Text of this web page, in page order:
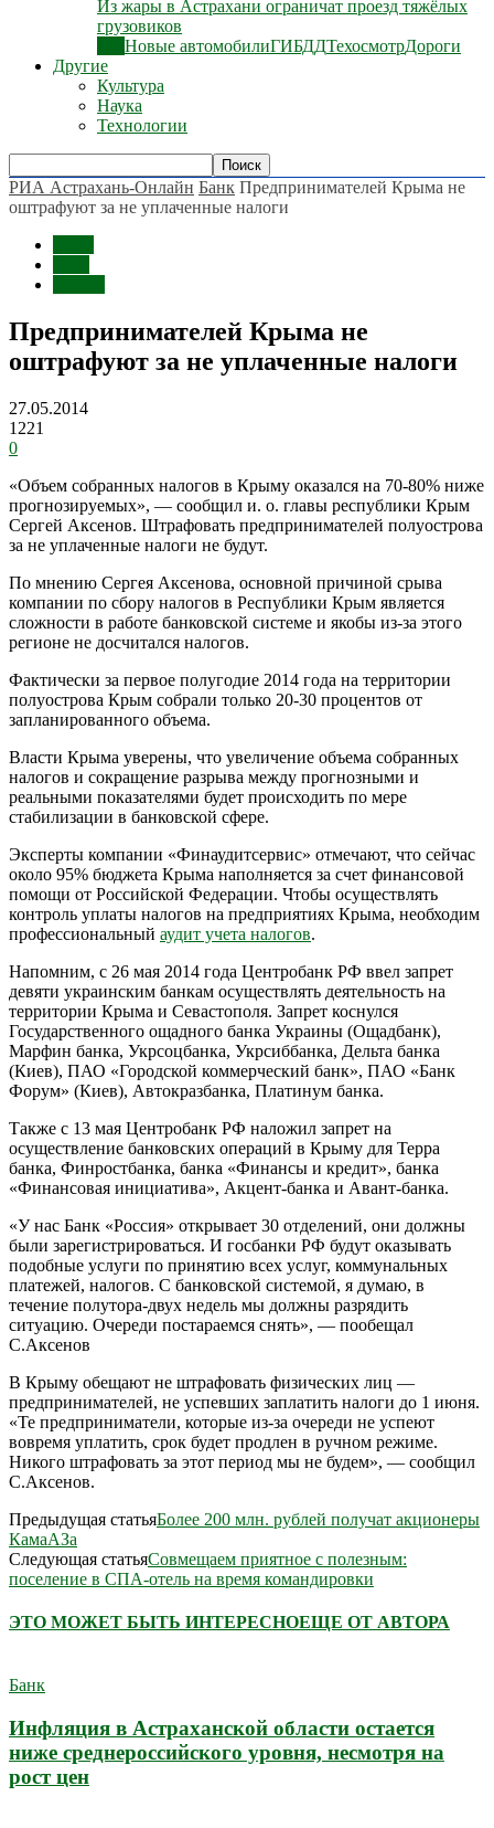
Из жары в Астрахани ограничат проезд тяжёлых
грузовиков
Новые автомобилиГИБДДТехосмотрДороги
Другие
Культура
Наука
Технологии
РИА Астрахань-Онлайн Банк Предпринимателей Крыма не
оштрафуют за не уплаченные налоги
Предпринимателей Крыма не
оштрафуют за не уплаченные налоги
27.05.2014
1221
0
«Объем собранных налогов в Крыму оказался на 70-80% ниже
прогнозируемых», — сообщил и. о. главы республики Крым
Сергей Аксенов. Штрафовать предпринимателей полуострова
за не уплаченные налоги не будут.
По мнению Сергея Аксенова, основной причиной срыва
компании по сбору налогов в Республики Крым является
сложности в работе банковской системе и якобы из-за этого
регионе не досчитался налогов.
Фактически за первое полугодие 2014 года на территории
полуострова Крым собрали только 20-30 процентов от
запланированного объема.
Власти Крыма уверены, что увеличение объема собранных
налогов и сокращение разрыва между прогнозными и
реальными показателями будет происходить по мере
стабилизации в банковской сфере.
Эксперты компании «Финаудитсервис» отмечают, что сейчас
около 95% бюджета Крыма наполняется за счет финансовой
помощи от Российской Федерации. Чтобы осуществлять
контроль уплаты налогов на предприятиях Крыма, необходим
профессиональный аудит учета налогов.
Напомним, с 26 мая 2014 года Центробанк РФ ввел запрет
девяти украинским банкам осуществлять деятельность на
территории Крыма и Севастополя. Запрет коснулся
Государственного ощадного банка Украины (Ощадбанк),
Марфин банка, Укрсоцбанка, Укрсиббанка, Дельта банка
(Киев), ПАО «Городской коммерческий банк», ПАО «Банк
Форум» (Киев), Автокразбанка, Платинум банка.
Также с 13 мая Центробанк РФ наложил запрет на
осуществление банковских операций в Крыму для Терра
банка, Финростбанка, банка «Финансы и кредит», банка
«Финансовая инициатива», Акцент-банка и Авант-банка.
«У нас Банк «Россия» открывает 30 отделений, они должны
были зарегистрироваться. И госбанки РФ будут оказывать
подобные услуги по принятию всех услуг, коммунальных
платежей, налогов. С банковской системой, я думаю, в
течение полутора-двух недель мы должны разрядить
ситуацию. Очереди постараемся снять», — пообещал
С.Аксенов
В Крыму обещают не штрафовать физических лиц —
предпринимателей, не успевших заплатить налоги до 1 июня.
«Те предприниматели, которые из-за очереди не успеют
вовремя уплатить, срок будет продлен в ручном режиме.
Никого штрафовать за этот период мы не будем», — сообщил
С.Аксенов.
Предыдущая статьяБолее 200 млн. рублей получат акционеры
КамаАЗа
Следующая статьяСовмещаем приятное с полезным:
поселение в СПА-отель на время командировки
ЭТО МОЖЕТ БЫТЬ ИНТЕРЕСНОЕЩЕ ОТ АВТОРА
Банк
Инфляция в Астраханской области остается
ниже среднероссийского уровня, несмотря на
рост цен